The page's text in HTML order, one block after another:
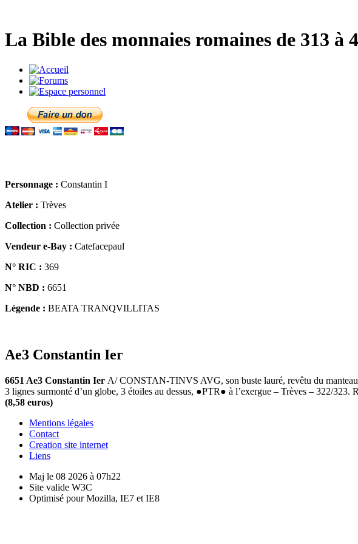
La Bible des monnaies romaines de 313 à
Personnage : Constantin I
Atelier : Trèves
Collection : Collection privée
Vendeur e-Bay : Catefacepaul
N° RIC : 369
N° NBD : 6651
Légende : BEATA TRANQVILLITAS
Ae3 Constantin Ier
6651 Ae3 Constantin Ier A/ CONSTAN-TINVS AVG, son buste lauré, revêtu du
3 lignes surmonté d’un globe, 3 étoiles au dessus, ●PTR● à l’exergue – Trèves – 322/
(8,58 euros)
Mentions légales
Contact
Creation site internet
Liens
Maj le 08 2026 à 07h22
Site valide W3C
Optimisé pour Mozilla, IE7 et IE8